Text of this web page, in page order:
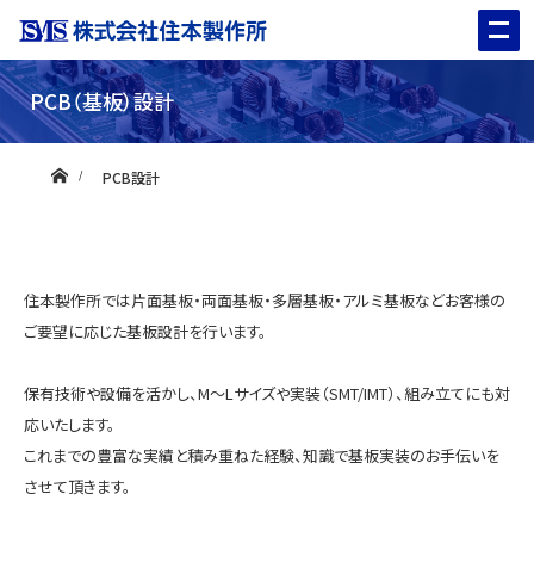
PCB（基板）設計
ホームPCB設計
住本製作所では片面基板・両面基板・多層基板・アルミ基板などお客様の
ご要望に応じた基板設計を行います。
保有技術や設備を活かし、M〜Lサイズや実装（SMT/IMT）、組み立てにも対
応いたします。
これまでの豊富な実績と積み重ねた経験、知識で基板実装のお手伝いを
させて頂きます。